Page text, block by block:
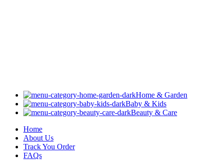
Home & Garden
Baby & Kids
Beauty & Care
Home
About Us
Track You Order
FAQs